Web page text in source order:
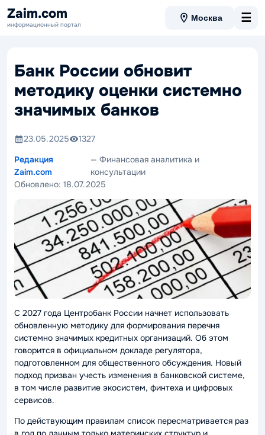
Zaim.com
информационный портал
Москва ☰
Банк России обновит
методику оценки системно
значимых банков
23.05.2025
1327
Редакция
Zaim.com
— Финансовая аналитика и
консультации
Обновлено: 18.07.2025
С 2027 года Центробанк России начнет использовать
обновленную методику для формирования перечня
системно значимых кредитных организаций. Об этом
говорится в официальном докладе регулятора,
подготовленном для общественного обсуждения. Новый
подход призван учесть изменения в банковской системе,
в том числе развитие экосистем, финтеха и цифровых
сервисов.
По действующим правилам список пересматривается раз